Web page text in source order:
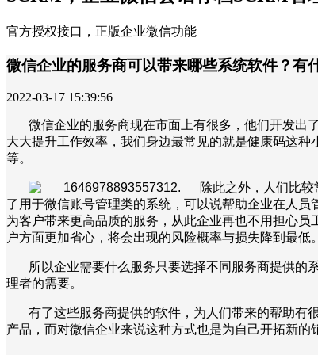
官方授权接口，正版企业微信功能
微信企业的服务商可以带来哪些系统软件？有
2022-03-17 15:39:56
微信企业的服务商现在市面上有很多，他们开发出
大大提升工作效率，我们身边最常见的就是健康码这
等。
除此之外，人们比
了用于微信账号管理类的系统，可以说帮助企业在人
为客户带来更高品质的服务，从此企业再也不用担心
户方面更加省心，将会出现的风险概率与损失降到最低。
所以企业需要什么服务只要选择不同服务商提供的
理者的需要。
有了这些服务商提供的软件，为人们带来的帮助有
产品，而对微信企业来说这种方式也是为自己开拓新的